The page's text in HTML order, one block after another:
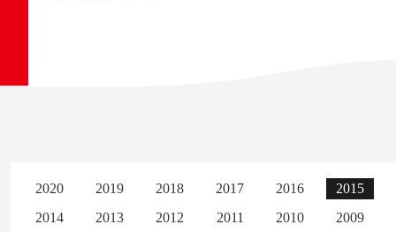
2020 2019 2018 2017 2016
2015
2014
2013 2012 2011 2010
2009